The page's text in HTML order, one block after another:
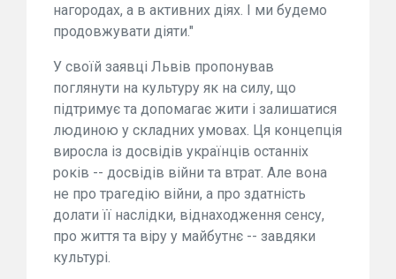
нагородах, а в активних діях. І ми будемо
продовжувати діяти."
У своїй заявці Львів пропонував
поглянути на культуру як на силу, що
підтримує та допомагає жити і залишатися
людиною у складних умовах. Ця концепція
виросла із досвідів українців останніх
років -- досвідів війни та втрат. Але вона
не про трагедію війни, а про здатність
долати її наслідки, віднаходження сенсу,
про життя та віру у майбутнє -- завдяки
культурі.